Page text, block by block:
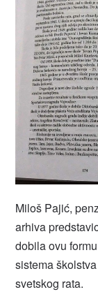
Miloš Pajić,
arhiva
dobila ovu
sistema
svetskog rata.